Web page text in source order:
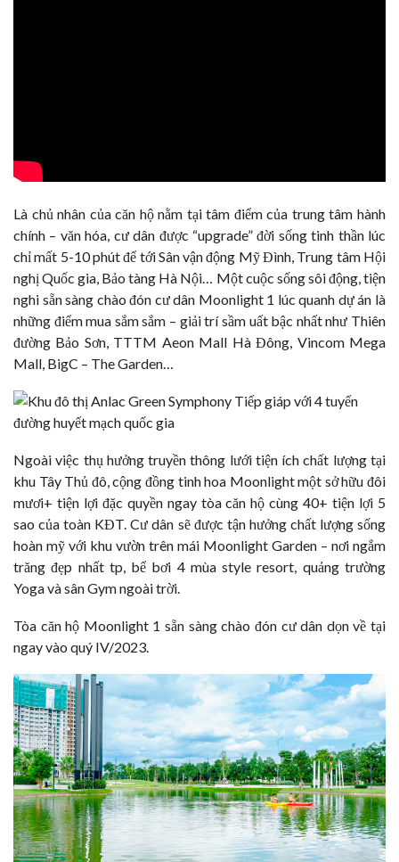
Là chủ nhân của căn hộ nằm tại tâm điểm của trung tâm hành
chính – văn hóa, cư dân được “upgrade” đời sống tinh thần lúc
chỉ mất 5-10 phút để tới Sân vận động Mỹ Đình, Trung tâm Hội
nghị Quốc gia, Bảo tàng Hà Nội… Một cuộc sống sôi động, tiện
nghi sẵn sàng chào đón cư dân Moonlight 1 lúc quanh dự án là
những điểm mua sắm sắm – giải trí sầm uất bậc nhất như Thiên
đường Bảo Sơn, TTTM Aeon Mall Hà Đông, Vincom Mega
Mall, BigC – The Garden…
Ngoài việc thụ hưởng truyền thông lưới tiện ích chất lượng tại
khu Tây Thủ đô, cộng đồng tinh hoa Moonlight một sở hữu đôi
mươi+ tiện lợi đặc quyền ngay tòa căn hộ cùng 40+ tiện lợi 5
sao của toàn KĐT. Cư dân sẽ được tận hưởng chất lượng sống
hoàn mỹ với khu vườn trên mái Moonlight Garden – nơi ngắm
trăng đẹp nhất tp, bể bơi 4 mùa style resort, quảng trường
Yoga và sân Gym ngoài trời.
Tòa căn hộ Moonlight 1 sẵn sàng chào đón cư dân dọn về tại
ngay vào quý IV/2023.